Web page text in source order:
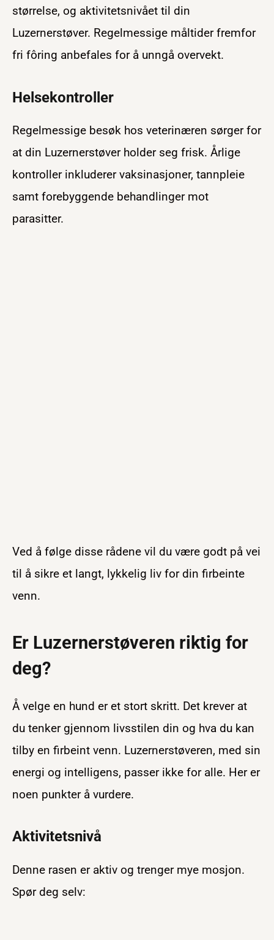
størrelse, og aktivitetsnivået til din
Luzernerstøver. Regelmessige måltider fremfor
fri fôring anbefales for å unngå overvekt.
Helsekontroller
Regelmessige besøk hos veterinæren sørger for
at din Luzernerstøver holder seg frisk. Årlige
kontroller inkluderer vaksinasjoner, tannpleie
samt forebyggende behandlinger mot
parasitter.
Ved å følge disse rådene vil du være godt på vei
til å sikre et langt, lykkelig liv for din firbeinte
venn.
Er Luzernerstøveren riktig for
deg?
Å velge en hund er et stort skritt. Det krever at
du tenker gjennom livsstilen din og hva du kan
tilby en firbeint venn. Luzernerstøveren, med sin
energi og intelligens, passer ikke for alle. Her er
noen punkter å vurdere.
Aktivitetsnivå
Denne rasen er aktiv og trenger mye mosjon.
Spør deg selv: